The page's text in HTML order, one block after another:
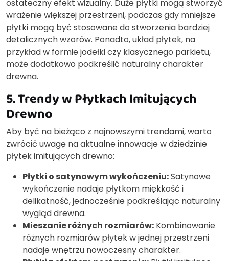
ostateczny efekt wizualny. Duże płytki mogą stworzyć
wrażenie większej przestrzeni, podczas gdy mniejsze
płytki mogą być stosowane do stworzenia bardziej
detalicznych wzorów. Ponadto, układ płytek, na
przykład w formie jodełki czy klasycznego parkietu,
może dodatkowo podkreślić naturalny charakter
drewna.
5. Trendy w Płytkach Imitujących
Drewno
Aby być na bieżąco z najnowszymi trendami, warto
zwrócić uwagę na aktualne innowacje w dziedzinie
płytek imitujących drewno:
Płytki o satynowym wykończeniu:Satynowe
wykończenie nadaje płytkom miękkość i
delikatność, jednocześnie podkreślając naturalny
wygląd drewna.
Mieszanie różnych rozmiarów: Kombinowanie
różnych rozmiarów płytek w jednej przestrzeni
nadaje wnętrzu nowoczesny charakter.